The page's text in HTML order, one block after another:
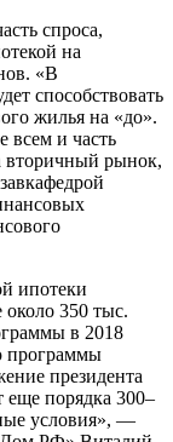
спроса,
на
«В
способствовать
жилья на «до».
всем и часть
вторичный рынок,
ипотеки
350 тыс.
в 2018
программы
президента
еще порядка 300–
условия», —